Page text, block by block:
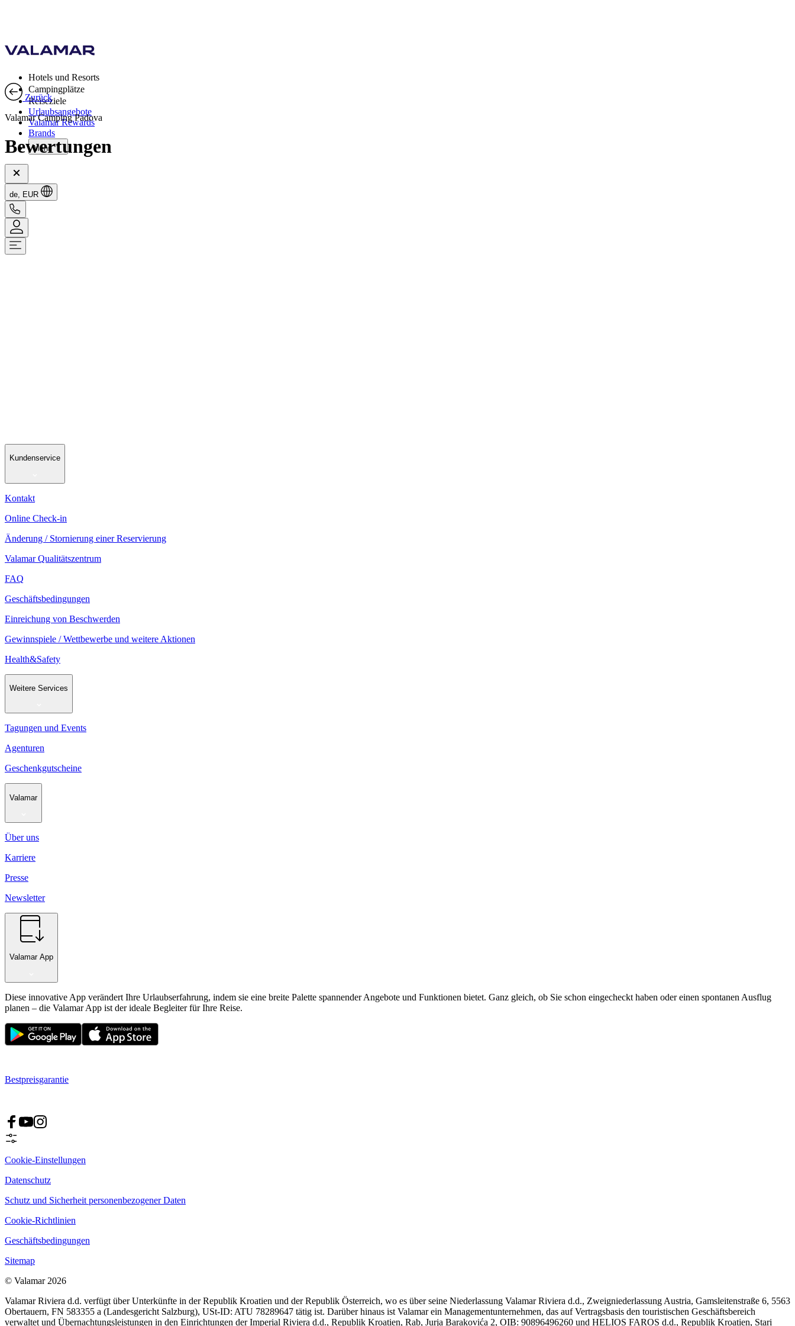
Hotels und Resorts
Campingplätze
Reiseziele
Urlaubsangebote
Valamar Rewards
Brands
Mehr
de, EUR
Zurück
Valamar Camping Padova
Bewertungen
Kundenservice
Kontakt
Online Check-in
Änderung / Stornierung einer Reservierung
Valamar Qualitätszentrum
FAQ
Geschäftsbedingungen
Einreichung von Beschwerden
Gewinnspiele / Wettbewerbe und weitere Aktionen
Health&Safety
Weitere Services
Tagungen und Events
Agenturen
Geschenkgutscheine
Valamar
Über uns
Karriere
Presse
Newsletter
Valamar App
Diese innovative App verändert Ihre Urlaubserfahrung, indem sie eine breite Palette spannender Angebote und Funktionen bietet. Ganz gleich, ob Sie schon eingecheckt haben oder einen spontanen Ausflug
planen – die Valamar App ist der ideale Begleiter für Ihre Reise.
Bestpreisgarantie
Cookie-Einstellungen
Datenschutz
Schutz und Sicherheit personenbezogener Daten
Cookie-Richtlinien
Geschäftsbedingungen
Sitemap
© Valamar 2026
Valamar Riviera d.d. verfügt über Unterkünfte in der Republik Kroatien und der Republik Österreich, wo es über seine Niederlassung Valamar Riviera d.d., Zweigniederlassung Austria, Gamsleitenstraße 6, 5563
Obertauern, FN 583355 a (Landesgericht Salzburg), USt-ID: ATU 78289647 tätig ist. Darüber hinaus ist Valamar ein Managementunternehmen, das auf Vertragsbasis den touristischen Geschäftsbereich
verwaltet und Übernachtungsleistungen in den Einrichtungen der Imperial Riviera d.d., Republik Kroatien, Rab, Jurja Barakovića 2, OIB: 90896496260 und HELIOS FAROS d.d., Republik Kroatien, Stari